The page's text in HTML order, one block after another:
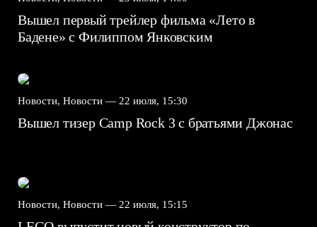
Вышел первый трейлер фильма «Лето в
Бадене» с Филиппом Янковским
Новости, Новости — 22 июля, 15:30
Вышел тизер Camp Rock 3 с братьями Джонас
Новости, Новости — 22 июля, 15:15